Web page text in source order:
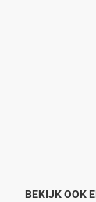
BEKIJK OOK